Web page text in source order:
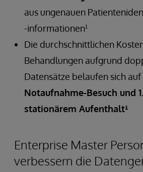
aus ungenauen
-informationen¹
Die durchschnittlichen
Behandlungen aufgrund
Datensätze belaufen sich auf
Notaufnahme-Besuch und
stationärem Aufenthalt¹
Enterprise Master
verbessern die